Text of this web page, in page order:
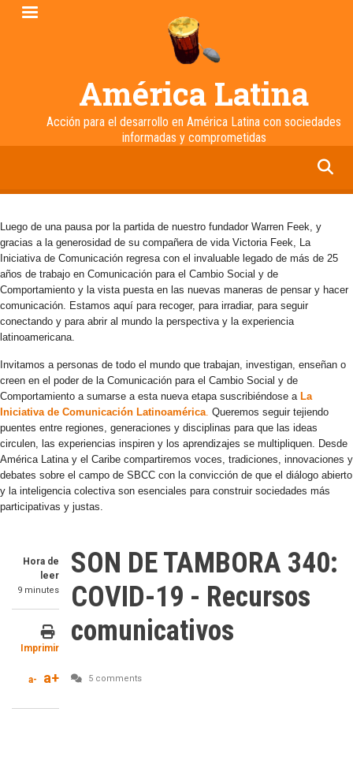
Pasar
América Latina
Acción para el desarrollo en América Latina con sociedades
informadas y comprometidas
Luego de una pausa por la partida de nuestro fundador Warren Feek, y
gracias a la generosidad de su compañera de vida Victoria Feek, La
Iniciativa de Comunicación regresa con el invaluable legado de más de 25
años de trabajo en Comunicación para el Cambio Social y de
Comportamiento y la vista puesta en las nuevas maneras de pensar y hacer
comunicación. Estamos aquí para recoger, para irradiar, para seguir
conectando y para abrir al mundo la perspectiva y la experiencia
latinoamericana.
Invitamos a personas de todo el mundo que trabajan, investigan, enseñan o
creen en el poder de la Comunicación para el Cambio Social y de
Comportamiento a sumarse a esta nueva etapa suscribiéndose a La
Iniciativa de Comunicación Latinoamérica. Queremos seguir tejiendo
puentes entre regiones, generaciones y disciplinas para que las ideas
circulen, las experiencias inspiren y los aprendizajes se multipliquen. Desde
América Latina y el Caribe compartiremos voces, tradiciones, innovaciones y
debates sobre el campo de SBCC con la convicción de que el diálogo abierto
y la inteligencia colectiva son esenciales para construir sociedades más
participativas y justas.
Hora de
leer
9 minutes
Imprimir
a- a+
SON DE TAMBORA 340:
COVID-19 - Recursos
comunicativos
5 comments